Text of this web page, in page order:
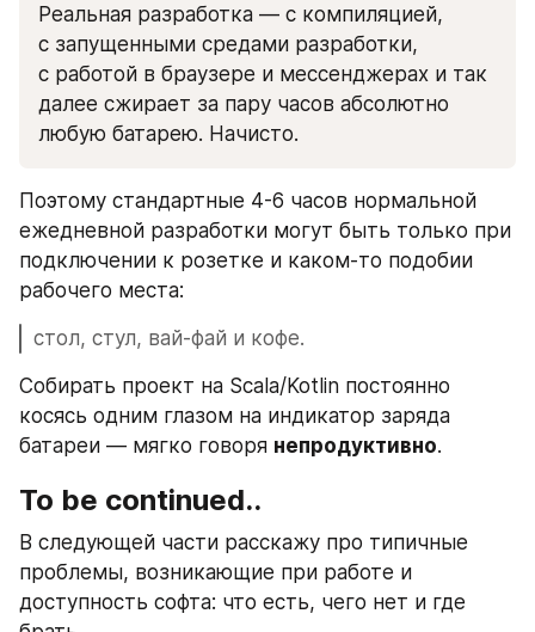
Реальная разработка — с компиляцией,
с запущенными средами разработки,
с работой в браузере и мессенджерах и так
далее сжирает за пару часов абсолютно
любую батарею. Начисто.
Поэтому стандартные 4-6 часов нормальной
ежедневной разработки могут быть только при
подключении к розетке и каком-то подобии
рабочего места:
стол, стул, вай-фай и кофе.
Собирать проект на Scala/Kotlin постоянно
косясь одним глазом на индикатор заряда
батареи — мягко говоря непродуктивно.
To be continued..
В следующей части расскажу про типичные
проблемы, возникающие при работе и
доступность софта: что есть, чего нет и где